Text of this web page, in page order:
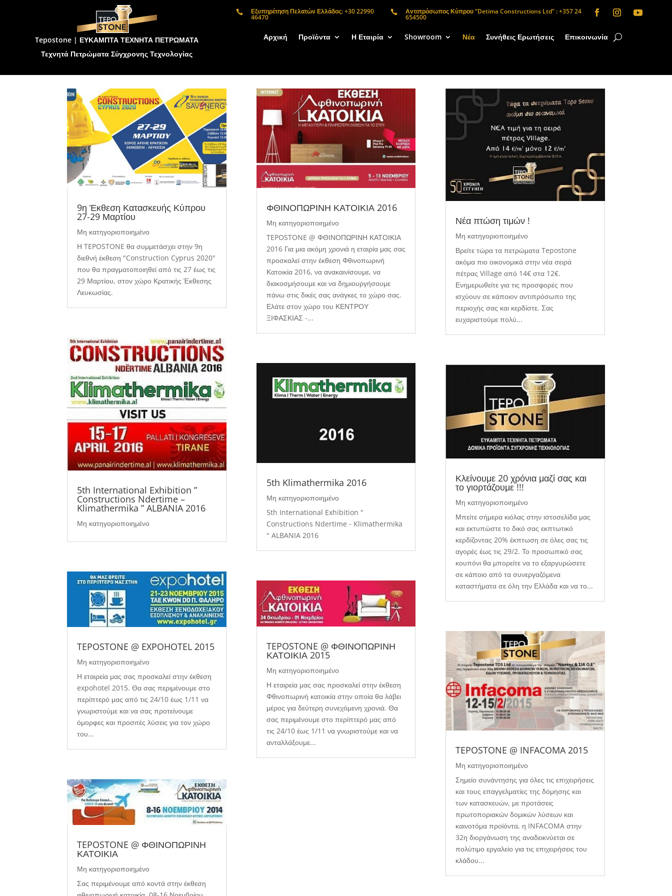
Tepostone | ΕΥΚΑΜΠΤΑ ΤΕΧΝΗΤΑ ΠΕΤΡΩΜΑΤΑ
Τεχνητά Πετρώματα Σύγχρονης Τεχνολογίας
 Εξυπηρέτηση Πελατών Ελλάδος: +30 22990
46470
 Αντιπρόσωπος Κύπρου “Detima Constructions Ltd” : +357 24
654500
Αρχική Προϊόντα Η Εταιρία Showroom Νέα Συνήθεις Ερωτήσεις Επικοινωνία
9η Έκθεση Κατασκευής Κύπρου
27-29 Μαρτίου
Μη κατηγοριοποιημένο
Η TEPOSTONE θα συμμετάσχει στην 9η
διεθνή έκθεση "Construction Cyprus 2020"
που θα πραγματοποιηθεί από τις 27 έως τις
29 Μαρτίου, στον χώρο Κρατικής Έκθεσης
Λευκωσίας.
5th International Exhibition ”
Constructions Ndertime –
Klimathermika ” ALBANIA 2016
Μη κατηγοριοποιημένο
TEPOSTONE @ EXPOHOTEL 2015
Μη κατηγοριοποιημένο
Η εταιρεία μας σας προσκαλεί στην έκθεση
expohotel 2015. Θα σας περιμένουμε στο
περίπτερό μας από τις 24/10 έως 1/11 να
γνωριστούμε και να σας προτείνουμε
όμορφες και προσιτές λύσεις για τον χώρο
του...
TEPOSTONE @ ΦΘΙΝΟΠΩΡΙΝΗ
ΚΑΤΟΙΚΙΑ
Μη κατηγοριοποιημένο
Σας περιμένουμε από κοντά στην έκθεση
ΦΘΙΝΟΠΩΡΙΝΗ ΚΑΤΟΙΚΙΑ 2016
Μη κατηγοριοποιημένο
TEPOSTONE @ ΦΘΙΝΟΠΩΡΙΝΗ ΚΑΤΟΙΚΙΑ
2016 Για μια ακόμη χρονιά η εταιρία μας σας
προσκαλεί στην έκθεση Φθινοπωρινή
Κατοικία 2016, να ανακαινίσουμε, να
διακοσμήσουμε και να δημιουργήσουμε
πάνω στις δικές σας ανάγκες το χώρο σας.
Ελάτε στον χώρο του ΚΕΝΤΡΟΥ
ΞΙΦΑΣΚΙΑΣ -...
5th Klimathermika 2016
Μη κατηγοριοποιημένο
5th International Exhibition "
Constructions Ndertime - Klimathermika
" ALBANIA 2016
TEPOSTONE @ ΦΘΙΝΟΠΩΡΙΝΗ
ΚΑΤΟΙΚΙΑ 2015
Μη κατηγοριοποιημένο
Η εταιρεία μας σας προσκαλεί στην έκθεση
Φθινοπωρινή κατοικία στην οποία θα λάβει
μέρος για δεύτερη συνεχόμενη χρονιά. Θα
σας περιμένουμε στο περίπτερό μας από
τις 24/10 έως 1/11 να γνωριστούμε και να
ανταλλάξουμε...
Νέα πτώση τιμών !
Μη κατηγοριοποιημένο
Βρείτε τώρα τα πετρώματα Tepostone
ακόμα πιο οικονομικά στην νέα σειρά
πέτρας Village από 14€ στα 12€.
Ενημερωθείτε για τις προσφορές που
ισχύουν σε κάποιον αντιπρόσωπο της
περιοχής σας και κερδίστε. Σας
ευχαριστούμε πολύ...
Κλείνουμε 20 χρόνια μαζί σας και
το γιορτάζουμε !!!
Μη κατηγοριοποιημένο
Μπείτε σήμερα κιόλας στην ιστοσελίδα μας
και εκτυπώστε το δικό σας εκπτωτικό
κερδίζοντας 20% έκπτωση σε όλες σας τις
αγορές έως τις 29/2. Το προσωπικό σας
κουπόνι θα μπορείτε να το εξαργυρώσετε
σε κάποιο από τα συνεργαζόμενα
καταστήματα σε όλη την Ελλάδα και να το...
TEPOSTONE @ INFACOMA 2015
Μη κατηγοριοποιημένο
Σημείο συνάντησης για όλες τις επιχειρήσεις
και τους επαγγελματίες της δόμησης και
των κατασκευών, με προτάσεις
πρωτοποριακών δομικών λύσεων και
καινοτόμα προϊόντα, η INFACOMA στην
32η διοργάνωση της αναδεικνύεται σε
πολύτιμο εργαλείο για τις επιχειρήσεις του
κλάδου...